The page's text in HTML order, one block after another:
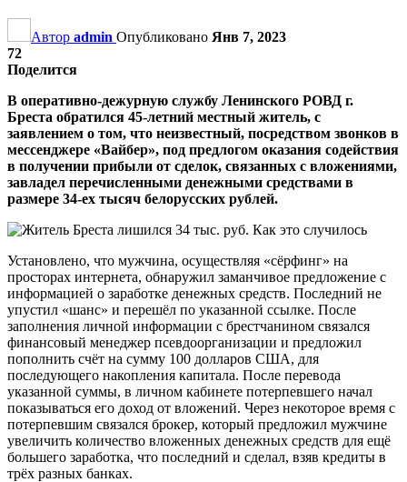
Автор admin Опубликовано Янв 7, 2023
72
Поделится
В оперативно-дежурную службу Ленинского РОВД г.
Бреста обратился 45-летний местный житель, с
заявлением о том, что неизвестный, посредством звонков в
мессенджере «Вайбер», под предлогом оказания содействия
в получении прибыли от сделок, связанных с вложениями,
завладел перечисленными денежными средствами в
размере 34-ех тысяч белорусских рублей.
Установлено, что мужчина, осуществляя «сёрфинг» на
просторах интернета, обнаружил заманчивое предложение с
информацией о заработке денежных средств. Последний не
упустил «шанс» и перешёл по указанной ссылке. После
заполнения личной информации с брестчанином связался
финансовый менеджер псевдоорганизации и предложил
пополнить счёт на сумму 100 долларов США, для
последующего накопления капитала. После перевода
указанной суммы, в личном кабинете потерпевшего начал
показываться его доход от вложений. Через некоторое время с
потерпевшим связался брокер, который предложил мужчине
увеличить количество вложенных денежных средств для ещё
большего заработка, что последний и сделал, взяв кредиты в
трёх разных банках.